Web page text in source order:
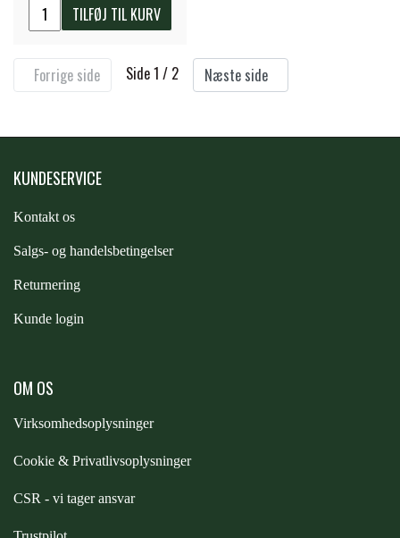
TILFØJ TIL KURV
Forrige side Side 1 / 2 Næste side
KUNDESERVICE
Kontakt os
Salgs- og handelsbetingelser
Returnering
Kunde login
OM OS
Virksomhedsoplysninger
Cookie & Privatlivsoplysninger
CSR - vi tager ansvar